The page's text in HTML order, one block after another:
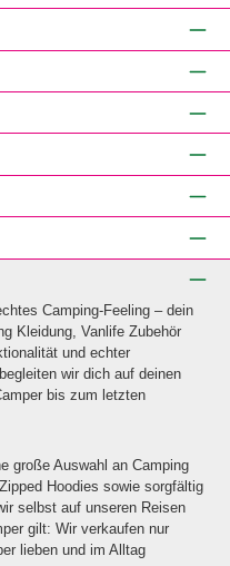
Camping-Feeling – dein
Kleidung, Vanlife Zubehör
und echter
wir dich auf deinen
bis zum letzten
große Auswahl an Camping
Hoodies sowie sorgfältig
selbst auf unseren Reisen
gilt: Wir verkaufen nur
lieben und im Alltag